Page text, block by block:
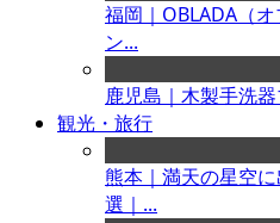
福岡｜OBLADA（
ン...
鹿児島｜木製手洗
観光・旅行
熊本｜満天の星空
選｜...